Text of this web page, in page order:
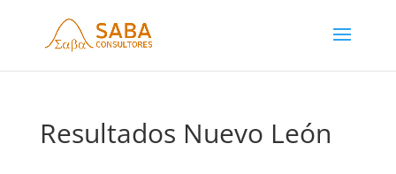
Resultados Nuevo León